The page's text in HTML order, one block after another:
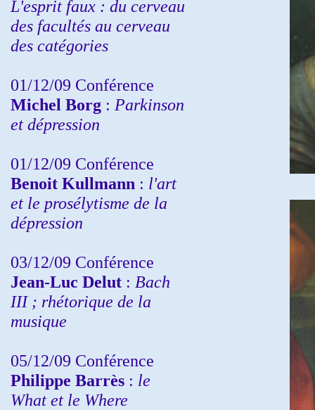
L'esprit faux : du cerveau
des facultés au cerveau
des catégories
01/12/09 Conférence
Michel Borg : Parkinson
et dépression
01/12/09 Conférence
Benoit Kullmann : l'art
et le prosélytisme de la
dépression
03/12/09 Conférence
Jean-Luc Delut : Bach
III ; rhétorique de la
musique
05/12/09 Conférence
Philippe Barrès : le
What et le Where